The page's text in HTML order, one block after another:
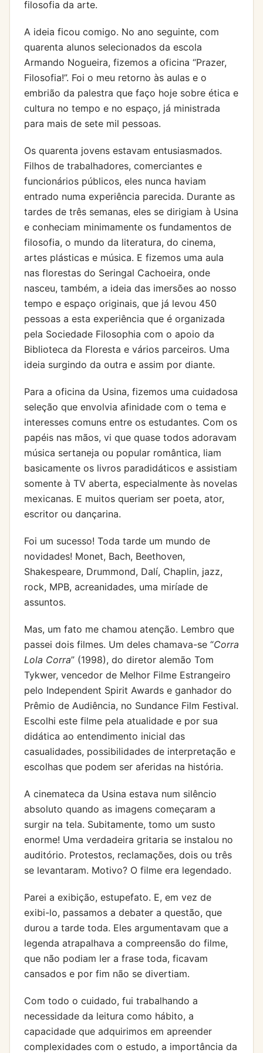
filosofia da arte.
A ideia ficou comigo. No ano seguinte, com
quarenta alunos selecionados da escola
Armando Nogueira, fizemos a oficina “Prazer,
Filosofia!”. Foi o meu retorno às aulas e o
embrião da palestra que faço hoje sobre ética e
cultura no tempo e no espaço, já ministrada
para mais de sete mil pessoas.
Os quarenta jovens estavam entusiasmados.
Filhos de trabalhadores, comerciantes e
funcionários públicos, eles nunca haviam
entrado numa experiência parecida. Durante as
tardes de três semanas, eles se dirigiam à Usina
e conheciam minimamente os fundamentos de
filosofia, o mundo da literatura, do cinema,
artes plásticas e música. E fizemos uma aula
nas florestas do Seringal Cachoeira, onde
nasceu, também, a ideia das imersões ao nosso
tempo e espaço originais, que já levou 450
pessoas a esta experiência que é organizada
pela Sociedade Filosophia com o apoio da
Biblioteca da Floresta e vários parceiros. Uma
ideia surgindo da outra e assim por diante.
Para a oficina da Usina, fizemos uma cuidadosa
seleção que envolvia afinidade com o tema e
interesses comuns entre os estudantes. Com os
papéis nas mãos, vi que quase todos adoravam
música sertaneja ou popular romântica, liam
basicamente os livros paradidáticos e assistiam
somente à TV aberta, especialmente às novelas
mexicanas. E muitos queriam ser poeta, ator,
escritor ou dançarina.
Foi um sucesso! Toda tarde um mundo de
novidades! Monet, Bach, Beethoven,
Shakespeare, Drummond, Dalí, Chaplin, jazz,
rock, MPB, acreanidades, uma miríade de
assuntos.
Mas, um fato me chamou atenção. Lembro que
passei dois filmes. Um deles chamava-se “Corra
Lola Corra” (1998), do diretor alemão Tom
Tykwer, vencedor de Melhor Filme Estrangeiro
pelo Independent Spirit Awards e ganhador do
Prêmio de Audiência, no Sundance Film Festival.
Escolhi este filme pela atualidade e por sua
didática ao entendimento inicial das
casualidades, possibilidades de interpretação e
escolhas que podem ser aferidas na história.
A cinemateca da Usina estava num silêncio
absoluto quando as imagens começaram a
surgir na tela. Subitamente, tomo um susto
enorme! Uma verdadeira gritaria se instalou no
auditório. Protestos, reclamações, dois ou três
se levantaram. Motivo? O filme era legendado.
Parei a exibição, estupefato. E, em vez de
exibi-lo, passamos a debater a questão, que
durou a tarde toda. Eles argumentavam que a
legenda atrapalhava a compreensão do filme,
que não podiam ler a frase toda, ficavam
cansados e por fim não se divertiam.
Com todo o cuidado, fui trabalhando a
necessidade da leitura como hábito, a
capacidade que adquirimos em apreender
complexidades com o estudo, a importância da